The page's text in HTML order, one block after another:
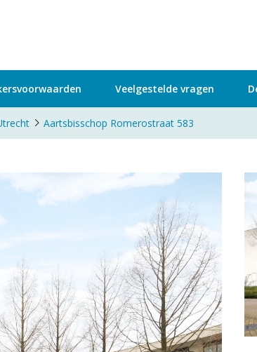
Veelgestelde vragen
Aartsbisschop Romerostraat 583